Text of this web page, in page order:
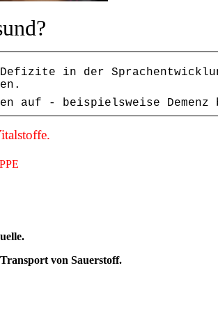
Defizite in der
auf - beispielsweise Demenz
von Sauerstoff.